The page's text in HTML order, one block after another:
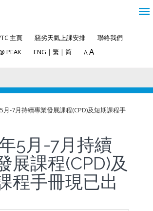
主頁 惡劣天氣上課安排
聯絡我們
PEAK
ENG | 繁 | 简 A A
here
-7月持續專業發展課程(CPD)及短期課程手
5月-7月持續
展課程(CPD)及
程手冊現已出